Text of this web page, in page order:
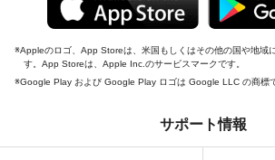
Appleのロゴ、App Storeは、米国もしくはその他の国や地域
す。App Storeは、Apple Inc.のサービスマークです。
Google Play および Google Play ロゴは Google LLC の商標で
サポート情報